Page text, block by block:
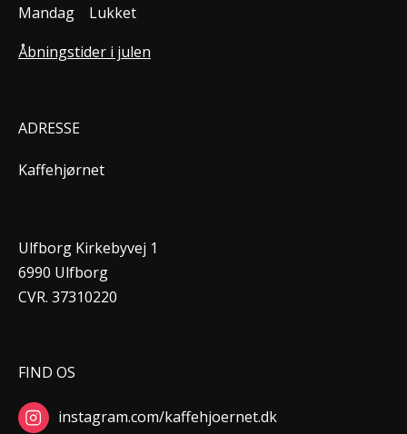
Mandag
Lukket
Åbningstider i julen
ADRESSE
Kaffehjørnet
Ulfborg Kirkebyvej 1
6990 Ulfborg
CVR. 37310220
FIND OS
instagram.com/kaffehjoernet.dk